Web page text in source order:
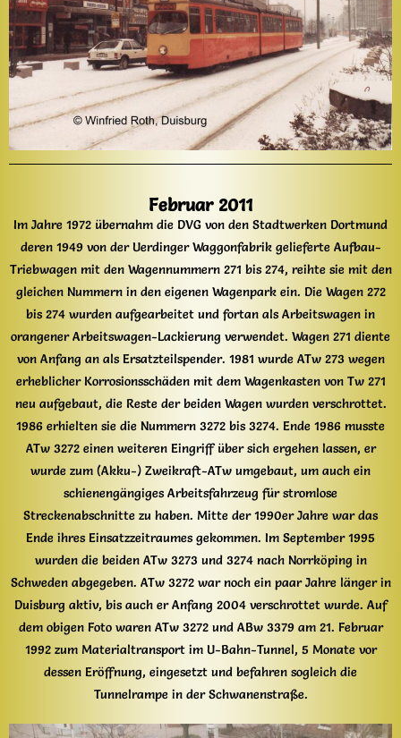
Februar 2011
Im Jahre 1972 übernahm die DVG von den Stadtwerken Dortmund
deren 1949 von der Uerdinger Waggonfabrik gelieferte Aufbau-
Triebwagen mit den Wagennummern 271 bis 274, reihte sie mit den
gleichen Nummern in den eigenen Wagenpark ein. Die Wagen 272
bis 274 wurden aufgearbeitet und fortan als Arbeitswagen in
orangener Arbeitswagen-Lackierung verwendet. Wagen 271 diente
von Anfang an als Ersatzteilspender. 1981 wurde ATw 273 wegen
erheblicher Korrosionsschäden mit dem Wagenkasten von Tw 271
neu aufgebaut, die Reste der beiden Wagen wurden verschrottet.
1986 erhielten sie die Nummern 3272 bis 3274. Ende 1986 musste
ATw 3272 einen weiteren Eingriff über sich ergehen lassen, er
wurde zum (Akku-) Zweikraft-ATw umgebaut, um auch ein
schienengängiges Arbeitsfahrzeug für stromlose
Streckenabschnitte zu haben. Mitte der 1990er Jahre war das
Ende ihres Einsatzzeitraumes gekommen. Im September 1995
wurden die beiden ATw 3273 und 3274 nach Norrköping in
Schweden abgegeben. ATw 3272 war noch ein paar Jahre länger in
Duisburg aktiv, bis auch er Anfang 2004 verschrottet wurde. Auf
dem obigen Foto waren ATw 3272 und ABw 3379 am 21. Februar
1992 zum Materialtransport im U-Bahn-Tunnel, 5 Monate vor
dessen Eröffnung, eingesetzt und befahren sogleich die
Tunnelrampe in der Schwanenstraße.